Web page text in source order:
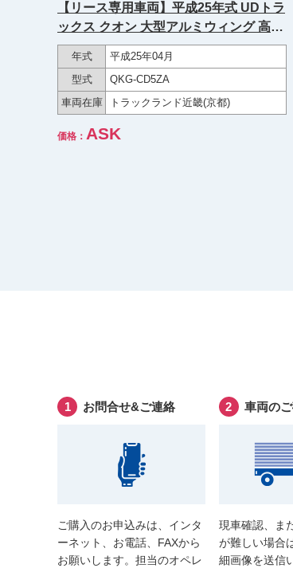
【リース専用車両】平成25年式 UDトラ
ックス クオン 大型アルミウィング 高床
3軸 格納PG
年式
平成25年04月
型式
QKG-CD5ZA
車両在庫
トラックランド近畿(京都)
価格： ASK
お問合せ&ご連絡
ご購入のお申込みは、インタ
ーネット、お電話、FAXから
お願いします。担当のオペレ
車両の
現車確認、ま
が難しい場合
細画像を送信